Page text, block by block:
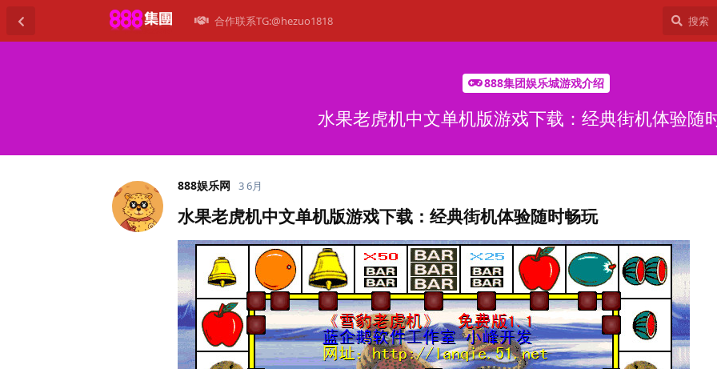
合作联系TG:@hezuo1818
888集团娱乐城游戏介绍
水果老虎机中文单机版游戏下载：经典街机体验随
888娱乐网 3 6月
水果老虎机中文单机版游戏下载：经典街机体验随时畅玩